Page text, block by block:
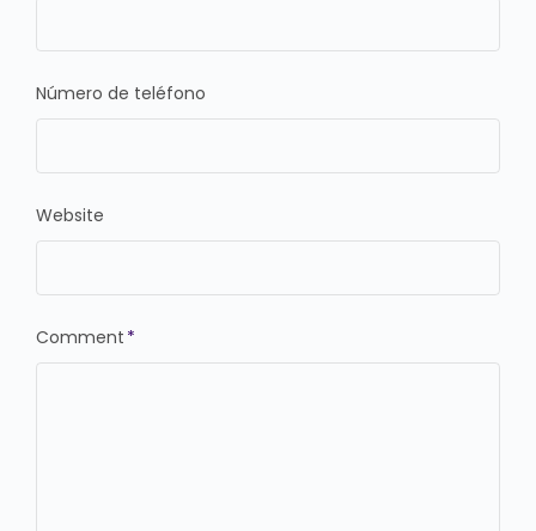
Número de teléfono
Website
Comment *